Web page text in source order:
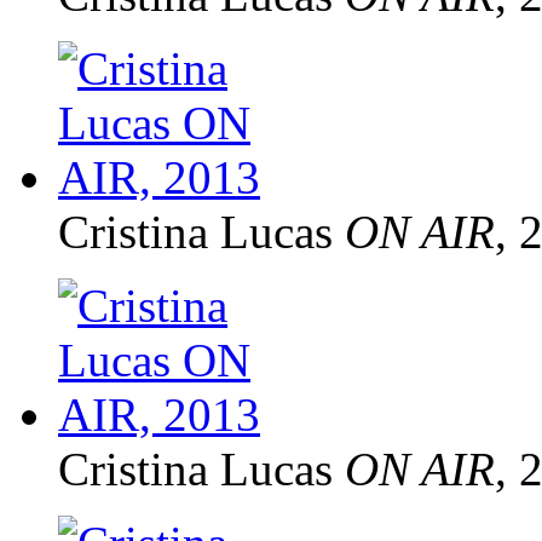
Cristina Lucas ON AIR,
Cristina Lucas ON AIR,